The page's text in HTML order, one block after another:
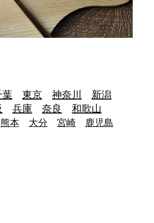
葉 東京 神奈川
新潟
兵庫 奈良 和歌山
熊本 大分 宮崎 鹿児島